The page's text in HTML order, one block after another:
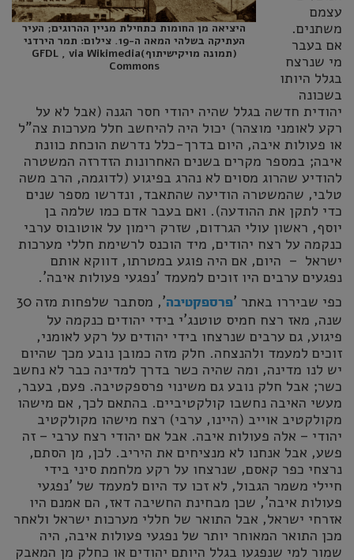
היציאה מן החומות כתחילת מניין ההרוגים; העיר
העתיקה בשלהי המאה ה-19. צילום: תמר הירדני
(תמונה מויקישיתוף)GFDL , via Wikimedia
Commons
עצמם
משתנים.
אם בעבר
מי שנרצח
בגלל היותו
בשכונה
יהודית חדשה בגלל שהיה יהודי חסר הגנה (אבל לא על
רקע לאומני מוצהר) יכול היה להיחשב חלל מערכות צה"ל
או פעולות איבה, היום בדרך-כלל נדרשת הוכחת כוונת
איבה; במספר מקרים בשנים האחרונות הזדרזה המשטרה
להודיע שהרוג מסוים לא נהרג בפיגוע (לדוגמה, הרב משה
טלבי, שהמשטרה הודיעה שהתאבד, ונדרשו מספר שנים
כדי לתקן את ההודעה). ואם בעבר אדם כמו שלמה בן
יוסף, ראשון עולי הגרדום, שזרק רימון על אוטובוס ערבי
כנקמה על רצח יהודים, מיד הוכנס לרשימת חללי מערכות
ישראל – היום, אם היה פוגע במטרתו, דווקא אותם
נפגעים ערבים היו זוכים למעמד 'נפגעי פעולות איבה'.
כפי שביררו באתר 'פרספקטיבה
', מסתבר שלפחות מזה 30
שנה, מאז רצח חמיס טוטנג'י בידי יהודים כנקמה על
פיגוע, גם ערבים שנרצחו בידי יהודים על רקע לאומני,
זוכים למעמד ולהנצחה. חלק מזה כמובן נובע מכך שהיום
יש לנו מדינה, ומה שהיה כשר בדרך למדינה כבר לא נחשב
כשר; אבל חלק נובע גם משינוי פרספקטיבה. פעם, בעבר,
מעשי האיבה נחשבו קולקטיביים. בהתאם לכך, אם מישהו
מקולקטיב אוייב (היינו, ערבי) רצח מישהו מקולקטיב
יהודי – אלה פעולות איבה. אבל אם יהודי רצח ערבי – זה
פשע, אבל אנחנו לא מנציחים את היריב. לכן, מן הסתם,
נרצחי כפר קאסם, שנרצחו על רקע מלחמת סיני בידי
חיילי משמר הגבול, לא זכו עד היום למעמד של 'נפגעי
פעולות איבה', שכן מבחינת החשיבה דאז, הם אמנם היו
אזרחי ישראל, אבל התואר של חללי מערכות ישראל ולאחר
מכן התואר המאוחר יותר של נפגעי פעולות איבה, היה
שמור למי שנפגעו בגלל היותם יהודים או כחלק מן המאבק